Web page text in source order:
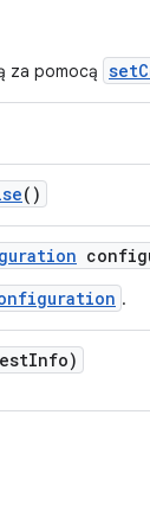
za pomocą
()
.
Info)